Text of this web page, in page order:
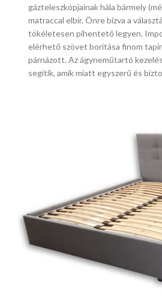
gázteleszkópjainak hála bármely
matraccal elbír, Önre bízva a
tökéletesen pihentető legyen.
elérhető szövet borítása finom
párnázott. Az ágyneműtartó
segítik, amik miatt egyszerű és